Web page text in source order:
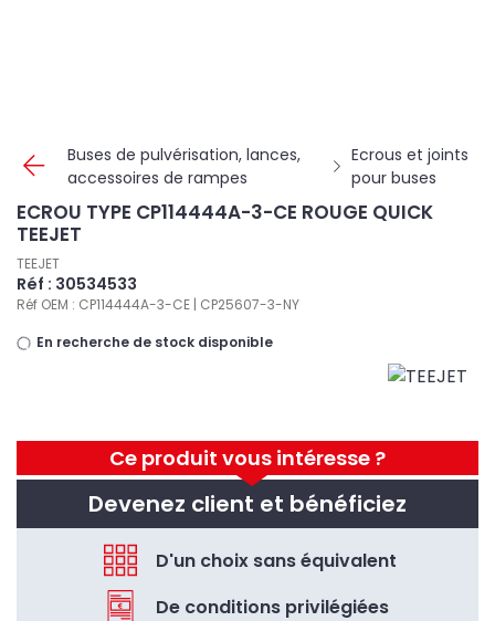
Buses de pulvérisation, lances,
accessoires de rampes
Ecrous et joints
pour buses
Ce produit vous intéresse ?
Devenez client et bénéficiez
D'un choix sans équivalent
De conditions privilégiées
ECROU TYPE CP114444A-3-CE ROUGE QUICK
TEEJET
TEEJET
Réf : 30534533
Réf OEM : CP114444A-3-CE | CP25607-3-NY
En recherche de stock disponible